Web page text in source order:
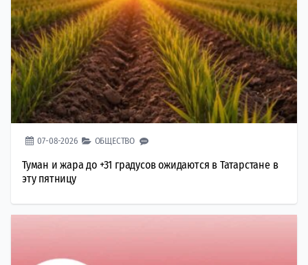
07-08-2026 ОБЩЕСТВО
Туман и жара до +31 градусов ожидаются в Татарстане в
эту пятницу